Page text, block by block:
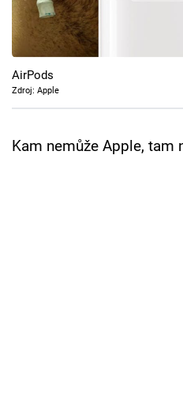
Pořady
TV Program
Přihlášení
AirPods
Zdroj: Apple
Kam nemůže Apple, tam